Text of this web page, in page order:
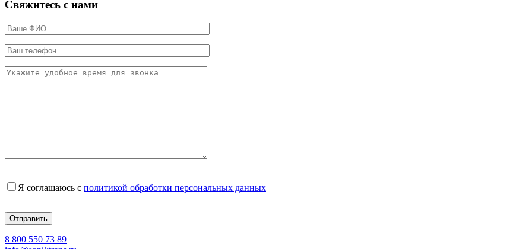
Свяжитесь с нами
Я соглашаюсь с политикой обработки персональных данных
8 800 550 73 89